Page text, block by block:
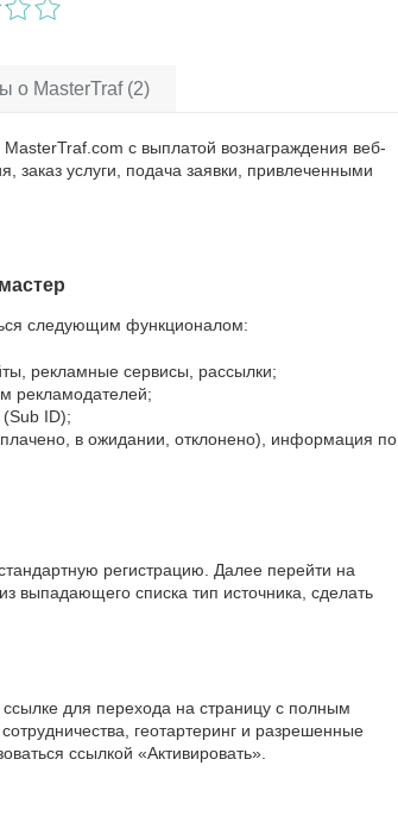
о MasterTraf (2)
с выплатой вознаграждения веб-
заказ услуги, подача заявки, привлеченными
следующим функционалом:
рекламные сервисы, рассылки;
рекламодателей;
ID);
в ожидании, отклонено), информация по
регистрацию. Далее перейти на
выпадающего списка тип источника, сделать
для перехода на страницу с полным
геотартеринг и разрешенные
ссылкой «Активировать».